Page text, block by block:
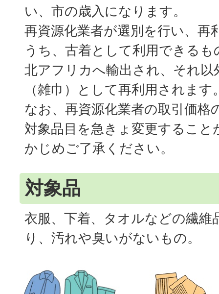
い、市の歳入になります。
再資源化業者が選別を行い、再
うち、古着として利用できる
北アフリカへ輸出され、それ以
（雑巾）として再利用されます
なお、再資源化業者の取引価格
対象品目を急きょ変更すること
かじめご了承ください。
対象品
衣服、下着、タオルなどの繊維
り、汚れや臭いがないもの。